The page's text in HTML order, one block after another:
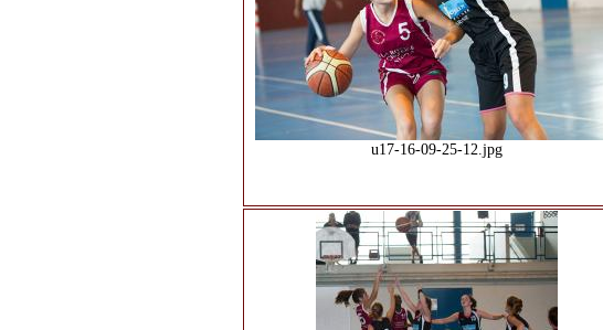
u17-16-09-25-12.jpg